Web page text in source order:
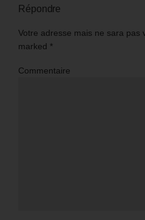
Répondre
Votre adresse mais ne sara pas
marked *
Commentaire